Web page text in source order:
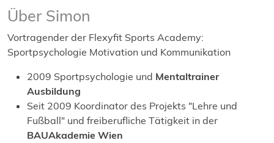
Über Simon
Vortragender der Flexyfit Sports Academy:
Sportpsychologie Motivation und Kommunikation
2009 Sportpsychologie und Mentaltrainer
Ausbildung
Seit 2009 Koordinator des Projekts "Lehre und
Fußball" und freiberufliche Tätigkeit in der
BAUAkademie Wien